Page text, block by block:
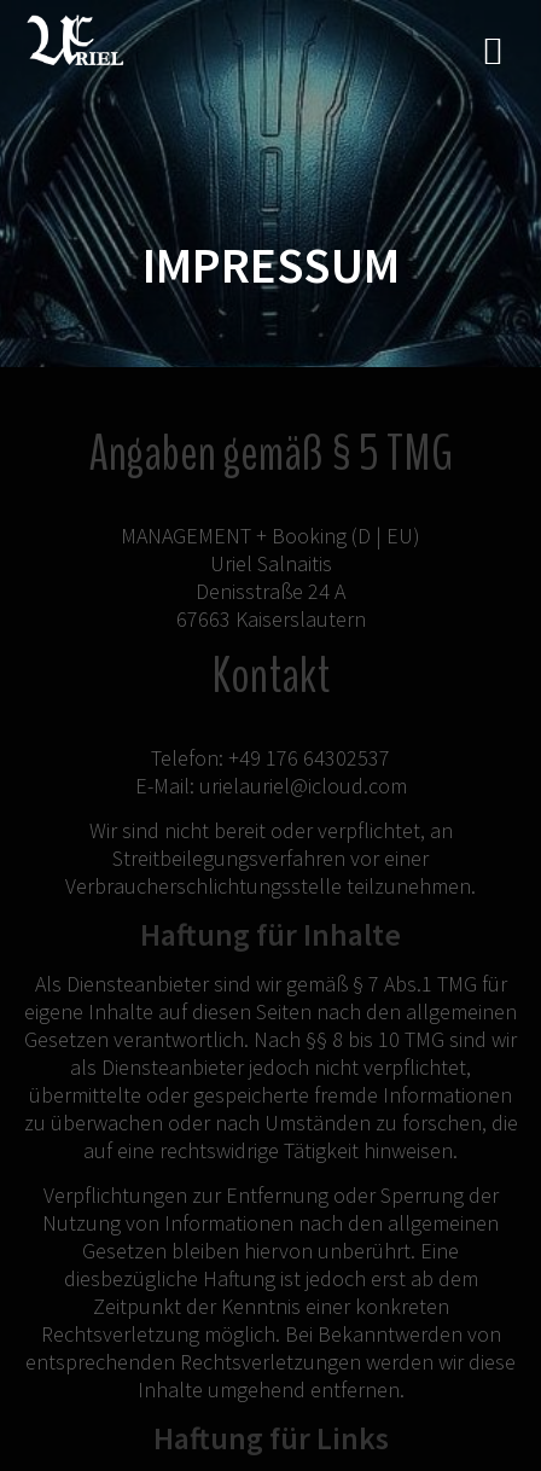
IMPRESSUM
Angaben gemäß § 5 TMG
MANAGEMENT + Booking (D | EU)
Uriel Salnaitis
Denisstraße 24 A
67663 Kaiserslautern
Kontakt
Telefon: +49 176 64302537
E-Mail: urielauriel@icloud.com
Wir sind nicht bereit oder verpflichtet, an
Streitbeilegungsverfahren vor einer
Verbraucherschlichtungsstelle teilzunehmen.
Haftung für Inhalte
Als Diensteanbieter sind wir gemäß § 7 Abs.1 TMG für
eigene Inhalte auf diesen Seiten nach den allgemeinen
Gesetzen verantwortlich. Nach §§ 8 bis 10 TMG sind wir
als Diensteanbieter jedoch nicht verpflichtet,
übermittelte oder gespeicherte fremde Informationen
zu überwachen oder nach Umständen zu forschen, die
auf eine rechtswidrige Tätigkeit hinweisen.
Verpflichtungen zur Entfernung oder Sperrung der
Nutzung von Informationen nach den allgemeinen
Gesetzen bleiben hiervon unberührt. Eine
diesbezügliche Haftung ist jedoch erst ab dem
Zeitpunkt der Kenntnis einer konkreten
Rechtsverletzung möglich. Bei Bekanntwerden von
entsprechenden Rechtsverletzungen werden wir diese
Inhalte umgehend entfernen.
Haftung für Links